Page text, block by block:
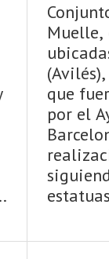
Muelle,
que
por el